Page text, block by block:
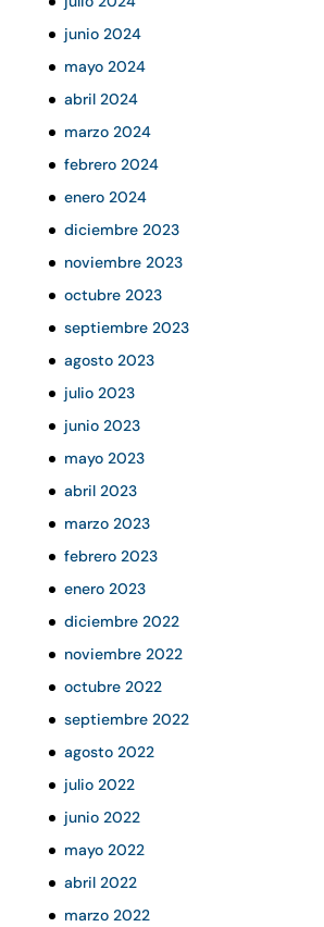
junio 2024
mayo 2024
abril 2024
marzo 2024
febrero 2024
enero 2024
diciembre 2023
noviembre 2023
octubre 2023
septiembre 2023
agosto 2023
julio 2023
junio 2023
mayo 2023
abril 2023
marzo 2023
febrero 2023
enero 2023
diciembre 2022
noviembre 2022
octubre 2022
septiembre 2022
agosto 2022
julio 2022
junio 2022
mayo 2022
abril 2022
marzo 2022